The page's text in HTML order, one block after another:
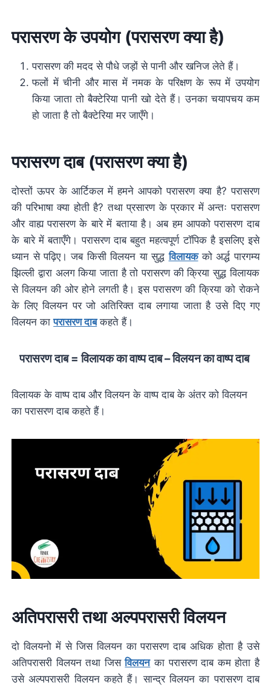
परासरण के उपयोग (परासरण क्या है)
परासरण की मदद से पौधे जड़ों से पानी और खनिज लेते हैं।
फलों में चीनी और मास में नमक के परिक्षण के रूप में उपयोग
किया जाता तो बैक्टेरिया पानी खो देते हैं। उनका चयापचय कम
हो जाता है तो बैक्टेरिया मर जाएँगे।
परासरण दाब (परासरण क्या है)
दोस्तों ऊपर के आर्टिकल में हमने आपको परासरण क्या है? परासरण
की परिभाषा क्या होती है? तथा प्रसारण के प्रकार में अन्तः परासरण
और वाह्य परासरण के बारे में बताया है। अब हम आपको परासरण दाब
के बारे में बताएँगे। परासरण दाब बहुत महत्वपूर्ण टॉपिक है इसलिए इसे
ध्यान से पढ़िए। जब किसी विलयन या सुद्धविलायकको अर्द्ध पारगम्य
झिल्ली द्वारा अलग किया जाता है तो परासरण की क्रिया सुद्ध विलायक
से विलयन की ओर होने लगती है। इस परासरण की क्रिया को रोकने
के लिए विलयन पर जो अतिरिक्त दाब लगाया जाता है उसे दिए गए
विलयन कापरासरण दाबकहते हैं।
परासरण दाब = विलायक का वाष्प दाब – विलयन का वाष्प दाब
विलायक के वाष्प दाब और विलयन के वाष्प दाब के अंतर को विलयन
का परासरण दाब कहते हैं।
अतिपरासरी तथा अल्पपरासरी विलयन
दो विलयनो में से जिस विलयन का परासरण दाब अधिक होता है उसे
अतिपरासरी विलयन तथा जिसविलयनका परासरण दाब कम होता है
उसे अल्पपरासरी विलयन कहते हैं। सान्द्र विलयन का परासरण दाब